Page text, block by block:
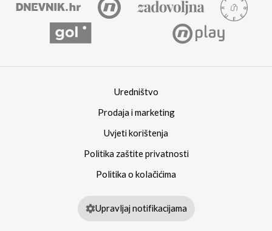
Uredništvo
Prodaja i marketing
Uvjeti korištenja
Politika zaštite privatnosti
Politika o kolačićima
Upravljaj notifikacijama